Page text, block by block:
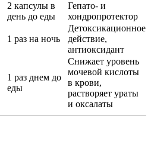
2 капсулы в
день до еды
Гепато- и
хондропротектор
1 раз на ночь
Детоксикационное
действие,
антиоксидант
1 раз днем до
еды
Снижает уровень
мочевой кислоты
в крови,
растворяет ураты
и оксалаты